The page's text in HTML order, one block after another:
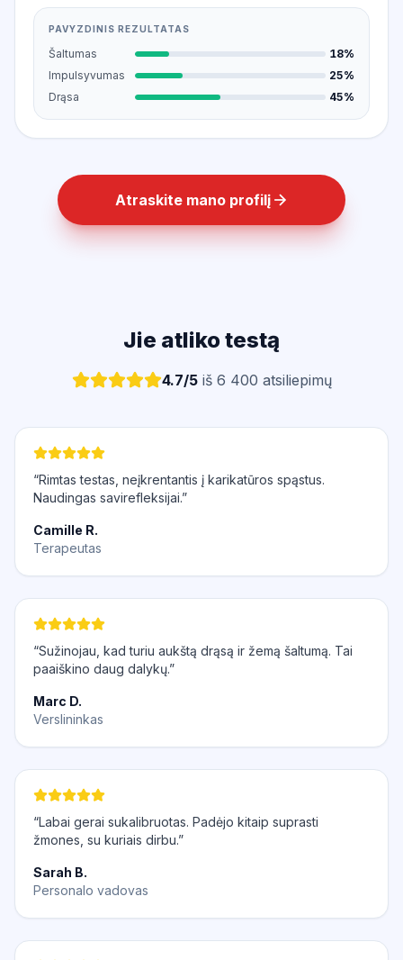
PAVYZDINIS REZULTATAS
Šaltumas
18%
Impulsyvumas
25%
Drąsa
45%
Atraskite mano profilį
Jie atliko testą
4.7/5iš 6 400 atsiliepimų
“Rimtas testas, neįkrentantis į karikatūros spąstus.
Naudingas savirefleksijai.”
Camille R.
Terapeutas
“Sužinojau, kad turiu aukštą drąsą ir žemą šaltumą. Tai
paaiškino daug dalykų.”
Marc D.
Verslininkas
“Labai gerai sukalibruotas. Padėjo kitaip suprasti
žmones, su kuriais dirbu.”
Sarah B.
Personalo vadovas